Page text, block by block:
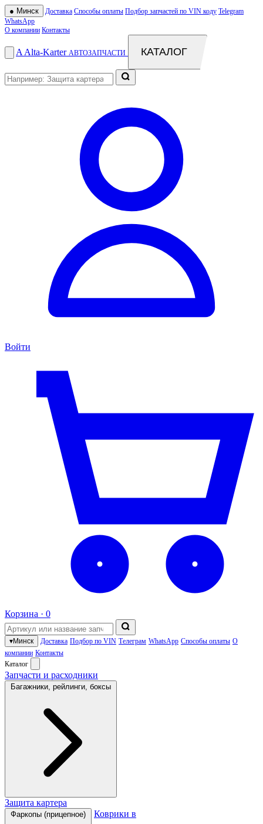
● Минск Доставка Способы оплаты Подбор запчастей по VIN коду Telegram
WhatsApp
О компании Контакты
A Alta-Karter АВТОЗАПЧАСТИ КАТАЛОГ
Войти
Корзина · 0
▾Минск Доставка Подбор по VIN Телеграм WhatsApp Способы оплаты О
компании Контакты
Каталог
Запчасти и расходники
Багажники, рейлинги, боксы
Защита картера
Фаркопы (прицепное) Коврики в